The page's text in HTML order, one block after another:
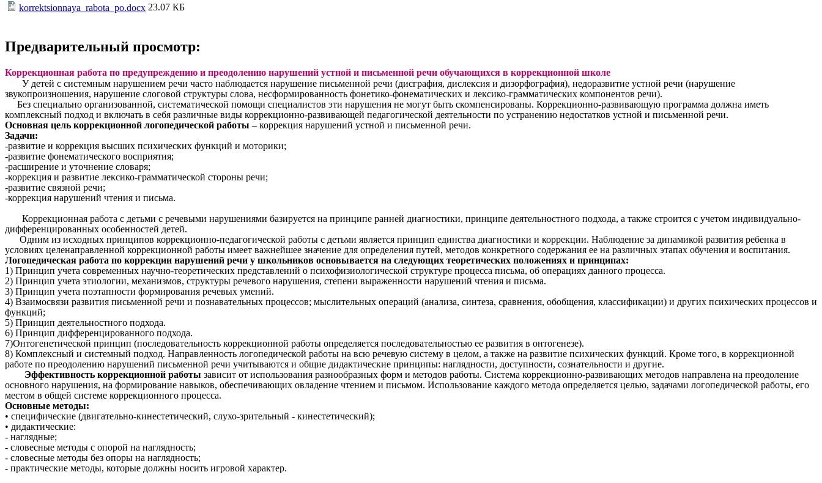
korrektsionnaya_rabota_po.docx 23.07 КБ
Предварительный просмотр:
Коррекционная работа по предупреждению и преодолению нарушений устной и письменной речи обучающихся в коррекционной школе
У детей с системным нарушением речи часто наблюдается нарушение письменной речи (дисграфия, дислексия и дизорфография), недоразвитие устной речи (нарушение
звукопроизношения, нарушение слоговой структуры слова, несформированность фонетико-фонематических и лексико-грамматических компонентов речи).
Без специально организованной, систематической помощи специалистов эти нарушения не могут быть скомпенсированы. Коррекционно-развивающую программа должна иметь
комплексный подход и включать в себя различные виды коррекционно-развивающей педагогической деятельности по устранению недостатков устной и письменной речи.
Основная цель коррекционной логопедической работы – коррекция нарушений устной и письменной речи.
Задачи:
-развитие и коррекция высших психических функций и моторики;
-развитие фонематического восприятия;
-расширение и уточнение словаря;
-коррекция и развитие лексико-грамматической стороны речи;
-развитие связной речи;
-коррекция нарушений чтения и письма.
Коррекционная работа с детьми с речевыми нарушениями базируется на принципе ранней диагностики, принципе деятельностного подхода, а также строится с учетом индивидуально-
дифференцированных особенностей детей.
Одним из исходных принципов коррекционно-педагогической работы с детьми является принцип единства диагностики и коррекции. Наблюдение за динамикой развития ребенка в
условиях целенаправленной коррекционной работы имеет важнейшее значение для определения путей, методов конкретного содержания ее на различных этапах обучения и воспитания.
Логопедическая работа по коррекции нарушений речи у школьников основывается на следующих теоретических положениях и принципах:
1) Принцип учета современных научно-теоретических представлений о психофизиологической структуре процесса письма, об операциях данного процесса.
2) Принцип учета этиологии, механизмов, структуры речевого нарушения, степени выраженности нарушений чтения и письма.
3) Принцип учета поэтапности формирования речевых умений.
4) Взаимосвязи развития письменной речи и познавательных процессов; мыслительных операций (анализа, синтеза, сравнения, обобщения, классификации) и других психических процессов и
функций;
5) Принцип деятельностного подхода.
6) Принцип дифференцированного подхода.
7)Онтогенетической принцип (последовательность коррекционной работы определяется последовательностью ее развития в онтогенезе).
8) Комплексный и системный подход. Направленность логопедической работы на всю речевую систему в целом, а также на развитие психических функций. Кроме того, в коррекционной
работе по преодолению нарушений письменной речи учитываются и общие дидактические принципы: наглядности, доступности, сознательности и другие.
Эффективность коррекционной работы зависит от использования разнообразных форм и методов работы. Система коррекционно-развивающих методов направлена на преодоление
основного нарушения, на формирование навыков, обеспечивающих овладение чтением и письмом. Использование каждого метода определяется целью, задачами логопедической работы, его
местом в общей системе коррекционного процесса.
Основные методы:
• специфические (двигательно-кинестетический, слухо-зрительный - кинестетический);
• дидактические:
- наглядные;
- словесные методы с опорой на наглядность;
- словесные методы без опоры на наглядность;
- практические методы, которые должны носить игровой характер.